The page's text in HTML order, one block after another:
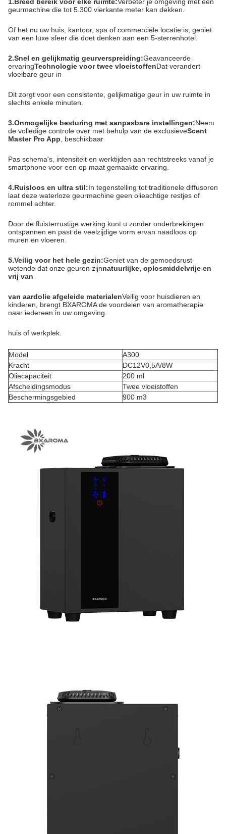
geurmachine die tot 5.300 vierkante meter kan dekken.
Of het nu uw huis, kantoor, spa of commerciële locatie is, geniet
van een luxe sfeer die doet denken aan een 5-sterrenhotel.
2.Snel en gelijkmatig geurverspreiding:Geavanceerde
ervaringTechnologie voor twee vloeistoffenDat verandert
vloeibare geur in
Dit zorgt voor een consistente, gelijkmatige geur in uw ruimte in
slechts enkele minuten.
3.Onmogelijke besturing met aanpasbare instellingen:Neem
de volledige controle over met behulp van de exclusieveScent
Master Pro App , beschikbaar
Pas schema's, intensiteit en werktijden aan rechtstreeks vanaf je
smartphone voor een op maat gemaakte ervaring.
4.Ruisloos en ultra stil:In tegenstelling tot traditionele diffusoren
laat deze waterloze geurmachine geen olieachtige restjes of
rommel achter.
Door de fluisterrustige werking kunt u zonder onderbrekingen
ontspannen en past de veelzijdige vorm ervan naadloos op
muren en vloeren.
5.Veilig voor het hele gezin:Geniet van de gemoedsrust
wetende dat onze geuren zijnnatuurlijke, oplosmiddelvrije en
vrij van
van aardolie afgeleide materialenVeilig voor huisdieren en
kinderen, brengt BXAROMA de voordelen van aromatherapie
naar iedereen in uw omgeving.
huis of werkplek.
Model
A300
Kracht
DC12V0,5A/8W
Oliecapaciteit
200 ml
Afscheidingsmodus
Twee vloeistoffen
Beschermingsgebied
900 m3